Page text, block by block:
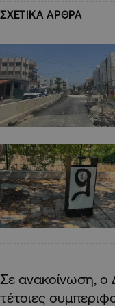
ΣΧΕΤΙΚΑ ΑΡΘΡΑ
Σε ανακοίνωση, ο
τέτοιες